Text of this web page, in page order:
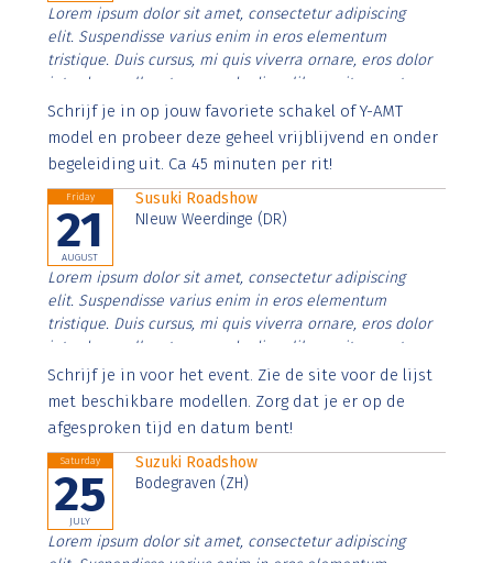
Lorem ipsum dolor sit amet, consectetur adipiscing
elit. Suspendisse varius enim in eros elementum
tristique. Duis cursus, mi quis viverra ornare, eros dolor
interdum nulla, ut commodo diam libero vitae erat.
Aenean faucibus nibh et justo cursus id rutrum lorem
imperdiet. Nunc ut sem vitae risus tristique posuere.
Schrijf je in op jouw favoriete schakel of Y-AMT
model en probeer deze geheel vrijblijvend en onder
begeleiding uit. Ca 45 minuten per rit!
Friday
21
AUGUST
Susuki Roadshow
NIeuw Weerdinge (DR)
Lorem ipsum dolor sit amet, consectetur adipiscing
elit. Suspendisse varius enim in eros elementum
tristique. Duis cursus, mi quis viverra ornare, eros dolor
interdum nulla, ut commodo diam libero vitae erat.
Aenean faucibus nibh et justo cursus id rutrum lorem
imperdiet. Nunc ut sem vitae risus tristique posuere.
Schrijf je in voor het event. Zie de site voor de lijst
met beschikbare modellen. Zorg dat je er op de
afgesproken tijd en datum bent!
Saturday
25
JULY
Suzuki Roadshow
Bodegraven (ZH)
Lorem ipsum dolor sit amet, consectetur adipiscing